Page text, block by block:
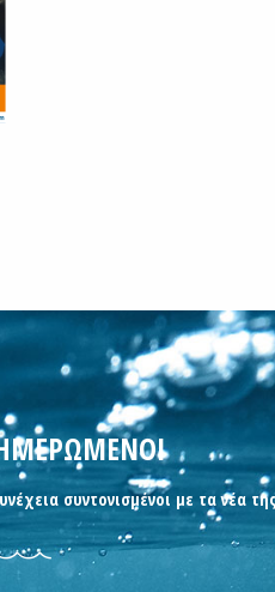
συντονισμένοι με τα νέα